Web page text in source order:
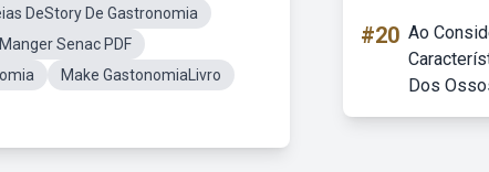
DeStory De Gastronomia
Senac PDF
Make GastonomiaLivro
#20 Ao
Dos